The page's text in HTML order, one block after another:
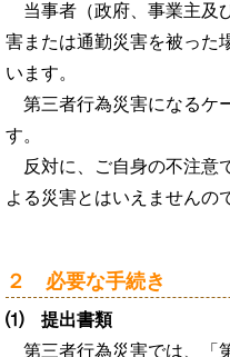
当事者（政府、事業主及
害または通勤災害を被った
います。
第三者行為災害になるケ
す。
反対に、ご自身の不注意
よる災害とはいえませんの
２ 必要な手続き
⑴ 提出書類
第三者行為災害では、「